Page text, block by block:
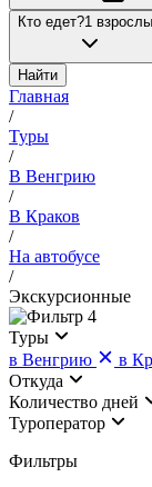
Кто едет?1
Найти
Главная
/
Туры
/
В Венгрию
/
В Краков
/
На автобусе
/
Экскурсионные
4
Туры
в Венгрию
в
Откуда
Количество дней
Туроператор
Фильтры